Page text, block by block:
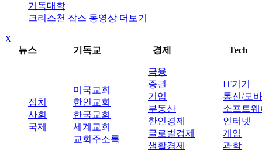
기독대학
크리스천 잡스 동영상 더보기
X
뉴스
기독교 경제 Tech
정치
사회
국제
미국교회
한인교회
한국교회
세계교회
교회주소록
금융
증권
기업
부동산
한인경제
글로벌경제
생활경제
IT기기
통신/모
소프트웨
인터넷
게임
과학